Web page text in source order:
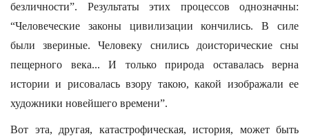
безличности”. Результаты этих процессов однозначны:
“Человеческие законы цивилизации кончились. В силе
были звериные. Человеку снились доисторические сны
пещерного века... И только природа оставалась верна
истории и рисовалась взору такою, какой изображали ее
художники новейшего времени”.
Вот эта, другая, катастрофическая, история, может быть